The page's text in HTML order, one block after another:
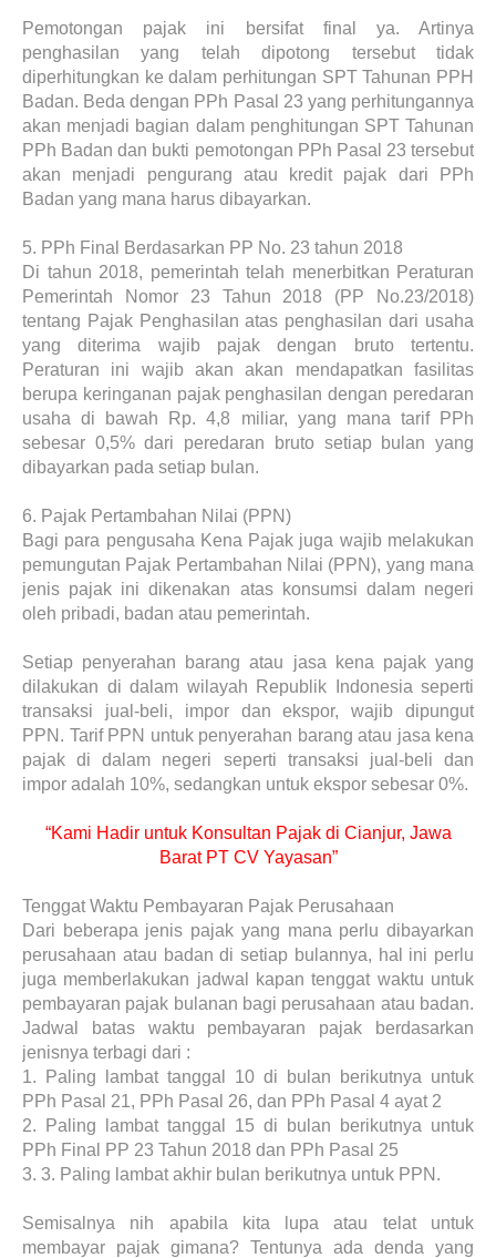
Pemotongan pajak ini bersifat final ya. Artinya
penghasilan yang telah dipotong tersebut tidak
diperhitungkan ke dalam perhitungan SPT Tahunan PPH
Badan. Beda dengan PPh Pasal 23 yang perhitungannya
akan menjadi bagian dalam penghitungan SPT Tahunan
PPh Badan dan bukti pemotongan PPh Pasal 23 tersebut
akan menjadi pengurang atau kredit pajak dari PPh
Badan yang mana harus dibayarkan.
5. PPh Final Berdasarkan PP No. 23 tahun 2018
Di tahun 2018, pemerintah telah menerbitkan Peraturan
Pemerintah Nomor 23 Tahun 2018 (PP No.23/2018)
tentang Pajak Penghasilan atas penghasilan dari usaha
yang diterima wajib pajak dengan bruto tertentu.
Peraturan ini wajib akan akan mendapatkan fasilitas
berupa keringanan pajak penghasilan dengan peredaran
usaha di bawah Rp. 4,8 miliar, yang mana tarif PPh
sebesar 0,5% dari peredaran bruto setiap bulan yang
dibayarkan pada setiap bulan.
6. Pajak Pertambahan Nilai (PPN)
Bagi para pengusaha Kena Pajak juga wajib melakukan
pemungutan Pajak Pertambahan Nilai (PPN), yang mana
jenis pajak ini dikenakan atas konsumsi dalam negeri
oleh pribadi, badan atau pemerintah.
Setiap penyerahan barang atau jasa kena pajak yang
dilakukan di dalam wilayah Republik Indonesia seperti
transaksi jual-beli, impor dan ekspor, wajib dipungut
PPN. Tarif PPN untuk penyerahan barang atau jasa kena
pajak di dalam negeri seperti transaksi jual-beli dan
impor adalah 10%, sedangkan untuk ekspor sebesar 0%.
“Kami Hadir untuk Konsultan Pajak di Cianjur, Jawa
Barat PT CV Yayasan”
Tenggat Waktu Pembayaran Pajak Perusahaan
Dari beberapa jenis pajak yang mana perlu dibayarkan
perusahaan atau badan di setiap bulannya, hal ini perlu
juga memberlakukan jadwal kapan tenggat waktu untuk
pembayaran pajak bulanan bagi perusahaan atau badan.
Jadwal batas waktu pembayaran pajak berdasarkan
jenisnya terbagi dari :
1.
Paling lambat tanggal 10 di bulan berikutnya untuk
PPh Pasal 21, PPh Pasal 26, dan PPh Pasal 4 ayat 2
2.
Paling lambat tanggal 15 di bulan berikutnya untuk
PPh Final PP 23 Tahun 2018 dan PPh Pasal 25
3. 3. Paling lambat akhir bulan berikutnya untuk PPN.
Semisalnya nih apabila kita lupa atau telat untuk
membayar pajak gimana? Tentunya ada denda yang